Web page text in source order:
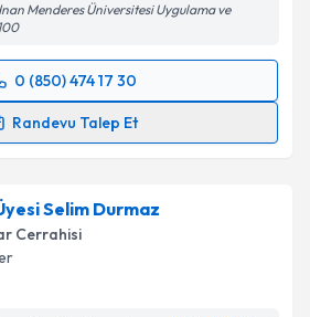
Talebini Gönder
Menderes Üniversitesi Uygulama ve
0 (850) 474 17 30
Randevu Talep Et
Talebi
e-posta ile
Selim Durmaz
Cerrahisi